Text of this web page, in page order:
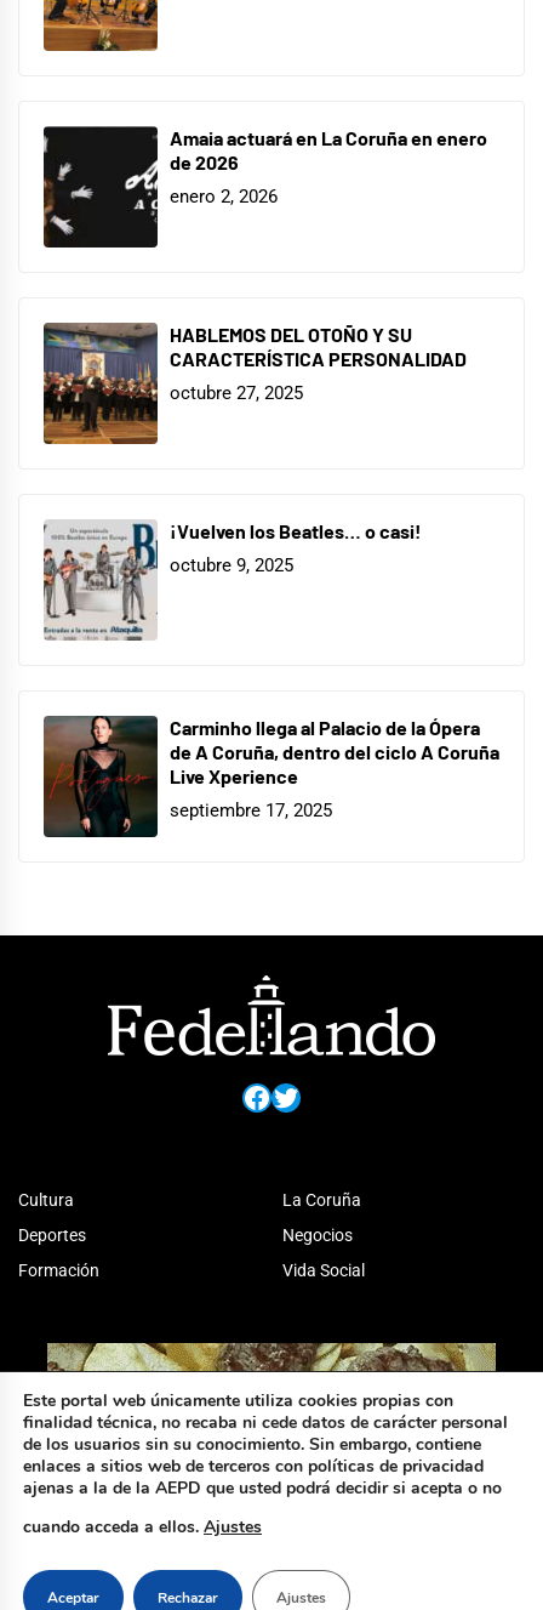
Amaia actuará en La Coruña en enero
de 2026
enero 2, 2026
HABLEMOS DEL OTOÑO Y SU
CARACTERÍSTICA PERSONALIDAD
octubre 27, 2025
¡Vuelven los Beatles… o casi!
octubre 9, 2025
Carminho llega al Palacio de la Ópera
de A Coruña, dentro del ciclo A Coruña
Live Xperience
septiembre 17, 2025
Facebook
Twitter
Cultura
Deportes
Formación
La Coruña
Negocios
Vida Social
Este portal web únicamente utiliza cookies propias con
finalidad técnica, no recaba ni cede datos de carácter personal
de los usuarios sin su conocimiento. Sin embargo, contiene
enlaces a sitios web de terceros con políticas de privacidad
ajenas a la de la AEPD que usted podrá decidir si acepta o no
cuando acceda a ellos. Ajustes
Aceptar Rechazar Ajustes